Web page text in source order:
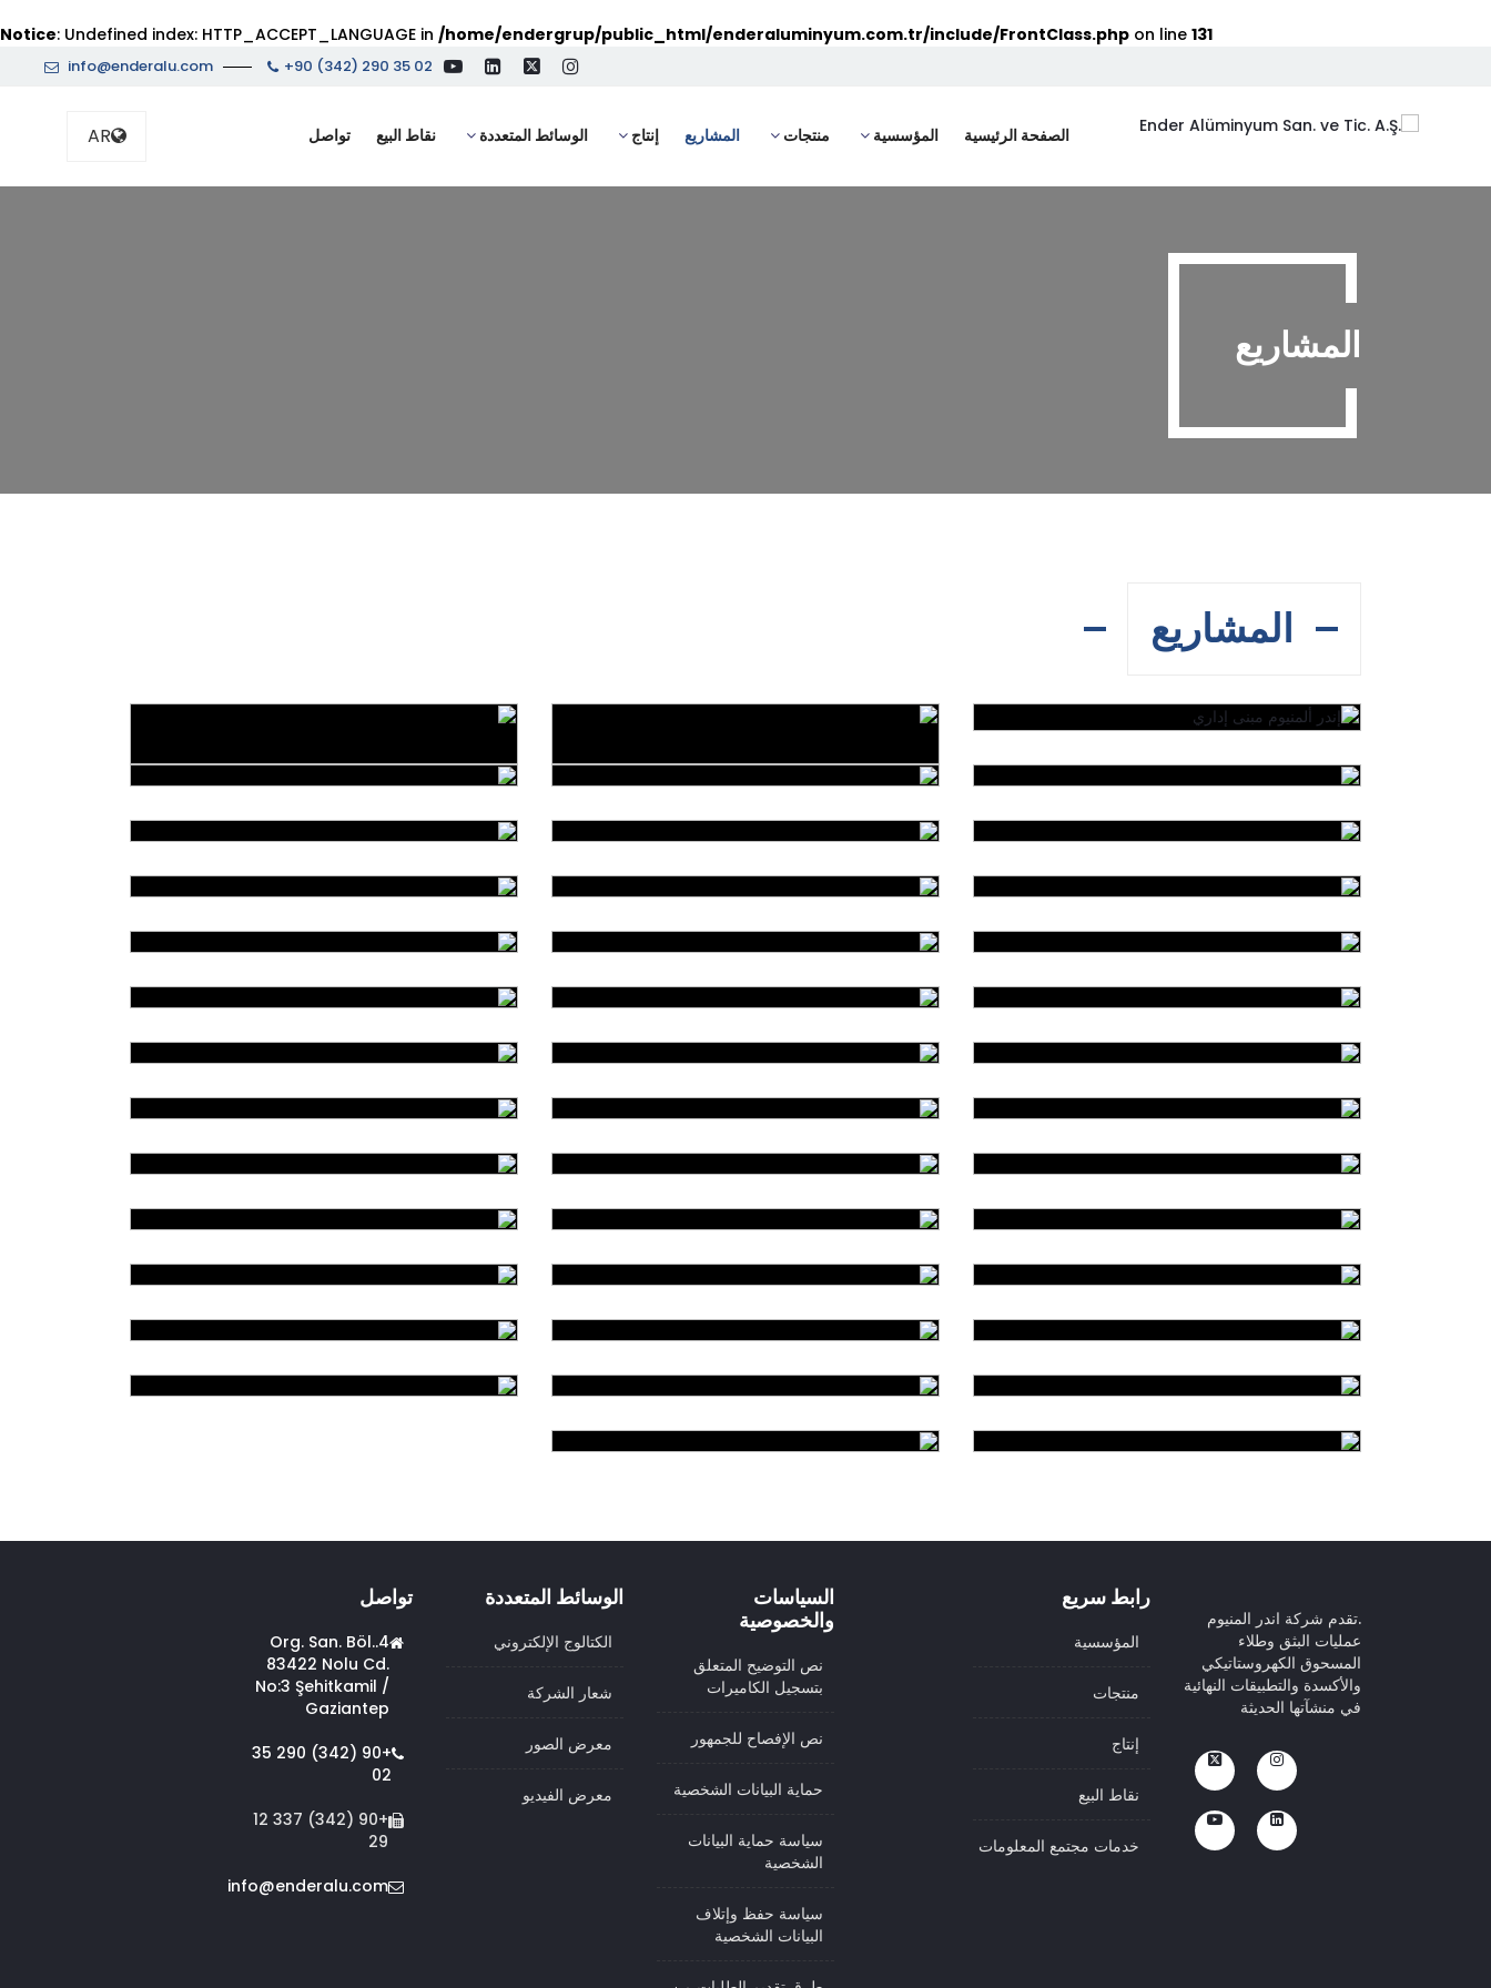
Notice: Undefined index: HTTP_ACCEPT_LANGUAGE in /home/endergrup/public_html/enderaluminyum.com.tr/include/FrontClass.php on line 131
info@enderalu.com +90 (342) 290 35 02
AR الصفحة الرئيسية المؤسسية منتجات المشاريع إنتاج الوسائط المتعددة نقاط البيع تواصل
المشاريع
المشاريع
.تقدم شركة اندر المنيوم
عمليات البثق وطلاء
المسحوق الكهروستاتيكي
والأكسدة والتطبيقات النهائية
في منشآتها الحديثة
رابط سريع
المؤسسية
منتجات
إنتاج
نقاط البيع
خدمات مجتمع المعلومات
السياسات
والخصوصية
نص التوضيح المتعلق
بتسجيل الكاميرات
نص الإفصاح للجمهور
حماية البيانات الشخصية
سياسة حماية البيانات
الشخصية
سياسة حفظ وإتلاف
البيانات الشخصية
الوسائط المتعددة
الكتالوج الإلكتروني
شعار الشركة
معرض الصور
معرض الفيديو
تواصل
4.Org. San. Böl.
83422 Nolu Cd.
No:3 Şehitkamil /
Gaziantep
+90 (342) 290 35
02
+90 (342) 337 12
29
info@enderalu.com